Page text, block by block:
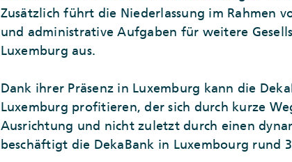
Zusätzlich führt die Niederlassung im Rahmen
und administrative Aufgaben für weitere
Luxemburg aus.
Dank ihrer Präsenz in Luxemburg kann die
Luxemburg profitieren, der sich durch kurze
Ausrichtung und nicht zuletzt durch einen
beschäftigt die DekaBank in Luxembourg